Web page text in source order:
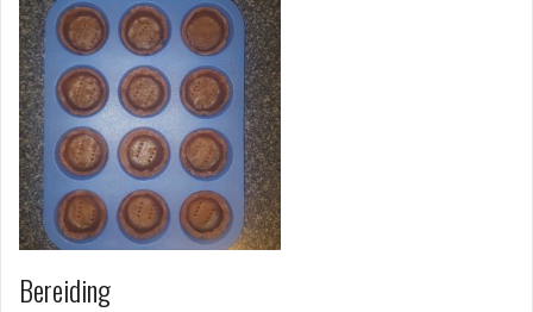
Bereiding